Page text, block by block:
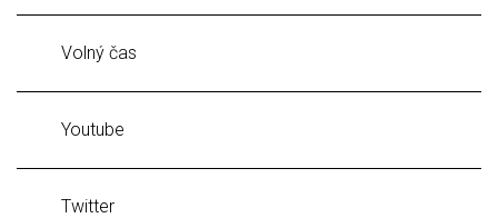
Volný čas
Youtube
Twitter